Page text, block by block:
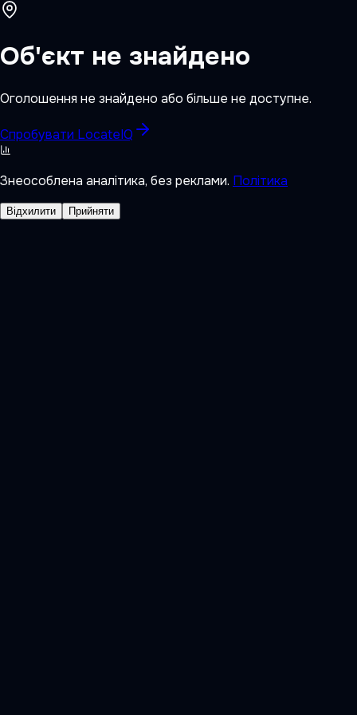
Об'єкт не знайдено
Оголошення не знайдено або більше не доступне.
Спробувати LocateIQ
Знеособлена аналітика, без реклами. Політика
Відхилити Прийняти